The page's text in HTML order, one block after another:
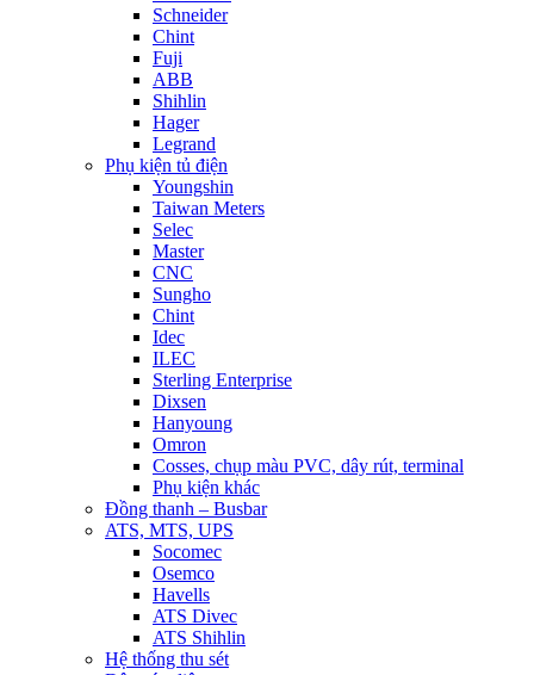
Schneider
Chint
Fuji
ABB
Shihlin
Hager
Legrand
Phụ kiện tủ điện
Youngshin
Taiwan Meters
Selec
Master
CNC
Sungho
Chint
Idec
ILEC
Sterling Enterprise
Dixsen
Hanyoung
Omron
Cosses, chụp màu PVC, dây rút, terminal
Phụ kiện khác
Đồng thanh – Busbar
ATS, MTS, UPS
Socomec
Osemco
Havells
ATS Divec
ATS Shihlin
Hệ thống thu sét